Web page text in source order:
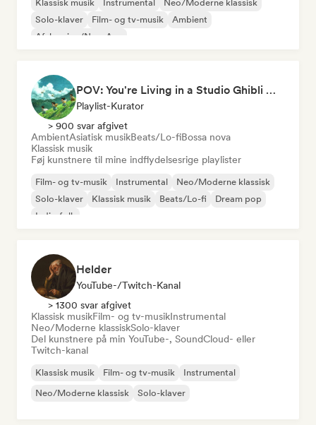
Klassisk musik Instrumental
Neo/Moderne klassisk
Solo-klaver
Film- og tv-musik
Ambient
Afslapning/New Age
POV: You're Living in a Studio Ghibli Movie 🌱 Neo-Classical Piano & Dream Pop
Playlist-Kurator
> 900 svar afgivet
AmbientAsiatisk musikBeats/Lo-fiBossa nova
Klassisk musik
Føj kunstnere til mine indflydelsesrige playlister
Film- og tv-musik Instrumental
Neo/Moderne klassisk
Solo-klaver
Klassisk musik Beats/Lo-fi
Dream pop
Indie-folk
Helder
YouTube-/Twitch-Kanal
> 1300 svar afgivet
Klassisk musikFilm- og tv-musikInstrumental
Neo/Moderne klassiskSolo-klaver
Del kunstnere på min YouTube-, SoundCloud- eller
Twitch-kanal
Klassisk musik Film- og tv-musik
Instrumental
Neo/Moderne klassisk
Solo-klaver